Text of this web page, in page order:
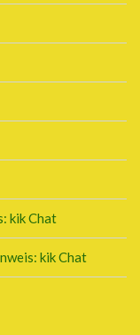
kik Chat
kik Chat